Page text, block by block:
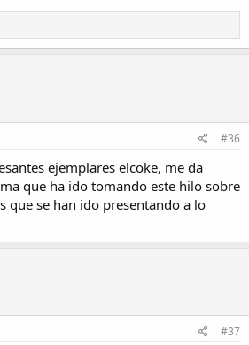
#36
ejemplares elcoke, me da
que ha ido tomando este hilo sobre
que se han ido presentando a lo
#37